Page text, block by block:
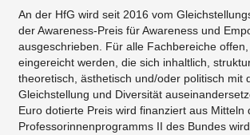
An der HfG wird seit 2016 vom
der Awareness-Preis für Awareness und
ausgeschrieben. Für alle Fachbereiche
eingereicht werden, die sich inhaltlich,
theoretisch, ästhetisch und/oder politisch mit
Gleichstellung und Diversität
Euro dotierte Preis wird finanziert aus Mitteln
Professorinnenprogramms II des Bundes